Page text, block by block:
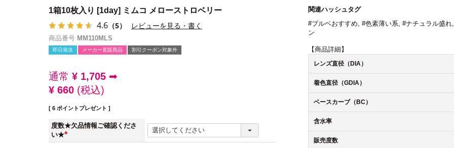
1箱10枚入り [1day] ミムコ メローストロベリー
4.6 （5） レビューを見る・書く
商品番号 MM110MLS
即日発送 メーカー直販商品 割引クーポン対象外
通常 ¥ 1,705 ➡
¥ 660 税込
[ 6 ポイントプレゼント ]
度数★欠品情報ご確認くださ
い★
(必
関連ハッシュタグ
#ブルベおすすめ, #色素薄い系, #ナチュラル盛れ,
ン
【商品詳細】
レンズ直径（DIA）
着色直径（GDIA）
ベースカーブ（BC）
含水率
販売度数